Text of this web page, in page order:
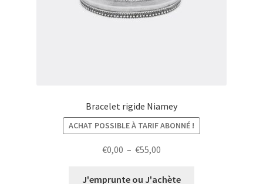
Bracelet rigide Niamey
ACHAT POSSIBLE À TARIF ABONNÉ !
€0,00 – €55,00
prix :
J'emprunte ou J'achète